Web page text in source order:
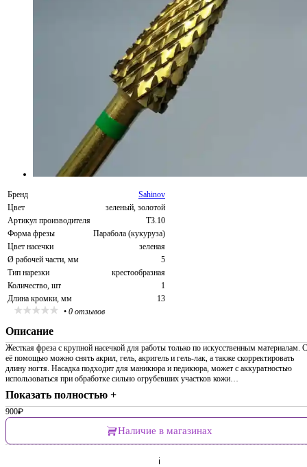
Бренд
Sahinov
Цвет
зеленый, золотой
Артикул производителя
ТЗ.10
Форма фрезы
Парабола (кукуруза)
Цвет насечки
зеленая
Ø рабочей части, мм
5
Тип нарезки
крестообразная
Количество, шт
1
Длина кромки, мм
13
• 0 отзывов
Описание
Жесткая фреза с крупной насечкой для работы только по искусственным материалам. С
её помощью можно снять акрил, гель, акригель и гель-лак, а также скорректировать
длину ногтя. Насадка подходит для маникюра и педикюра, может с аккуратностью
использоваться при обработке сильно огрубевших участков кожи…
Показать полностью +
900₽
Наличие в магазинах
ℹ